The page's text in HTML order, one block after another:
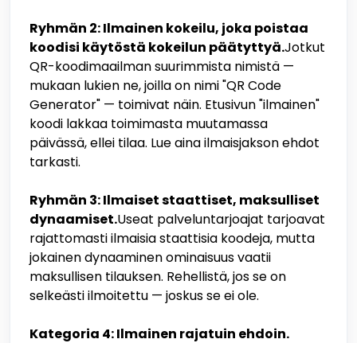
Ryhmän 2: Ilmainen kokeilu, joka poistaa
koodisi käytöstä kokeilun päätyttyä.Jotkut
QR-koodimaailman suurimmista nimistä —
mukaan lukien ne, joilla on nimi "QR Code
Generator" — toimivat näin. Etusivun "ilmainen"
koodi lakkaa toimimasta muutamassa
päivässä, ellei tilaa. Lue aina ilmaisjakson ehdot
tarkasti.
Ryhmän 3: Ilmaiset staattiset, maksulliset
dynaamiset.Useat palveluntarjoajat tarjoavat
rajattomasti ilmaisia staattisia koodeja, mutta
jokainen dynaaminen ominaisuus vaatii
maksullisen tilauksen. Rehellistä, jos se on
selkeästi ilmoitettu — joskus se ei ole.
Kategoria 4: Ilmainen rajatuin ehdoin.